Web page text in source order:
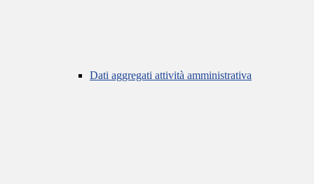
Dati aggregati attività amministrativa